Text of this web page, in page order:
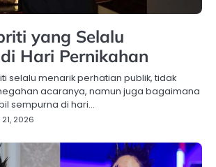
yang Selalu
Hari Pernikahan
selalu menarik perhatian publik, tidak
acaranya, namun juga bagaimana
sempurna di hari…
21, 2026